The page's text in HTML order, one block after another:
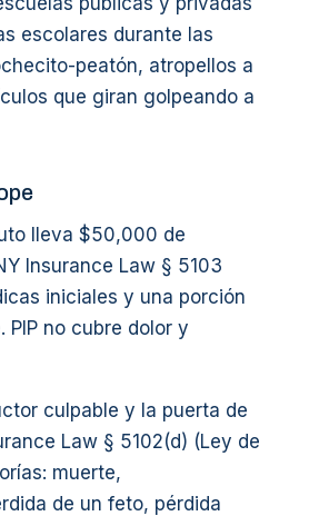
escolares durante las
peatón, atropellos a
que giran golpeando a
lleva $50,000 de
Insurance Law § 5103
iniciales y una porción
no cubre dolor y
culpable y la puerta de
Law § 5102(d) (Ley de
muerte,
de un feto, pérdida